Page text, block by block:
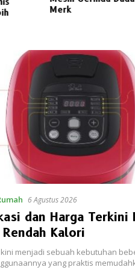
6 Agustus 2026
dan Harga Terkini
Kalori
kini menjadi sebuah kebutuhan
yang praktis